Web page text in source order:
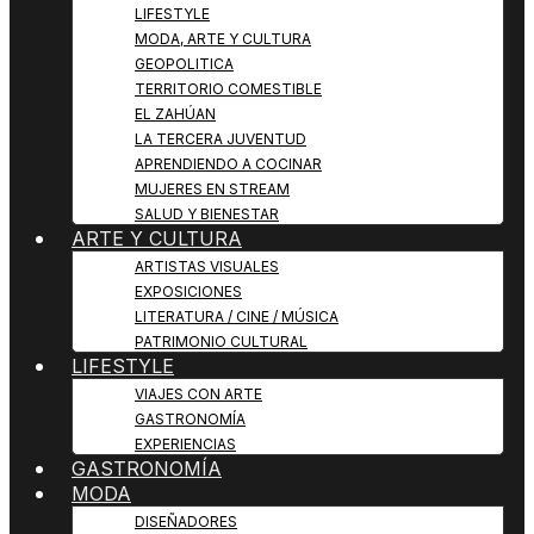
LIFESTYLE
MODA, ARTE Y CULTURA
GEOPOLITICA
TERRITORIO COMESTIBLE
EL ZAHÚAN
LA TERCERA JUVENTUD
APRENDIENDO A COCINAR
MUJERES EN STREAM
SALUD Y BIENESTAR
ARTE Y CULTURA
ARTISTAS VISUALES
EXPOSICIONES
LITERATURA / CINE / MÚSICA
PATRIMONIO CULTURAL
LIFESTYLE
VIAJES CON ARTE
GASTRONOMÍA
EXPERIENCIAS
GASTRONOMÍA
MODA
DISEÑADORES